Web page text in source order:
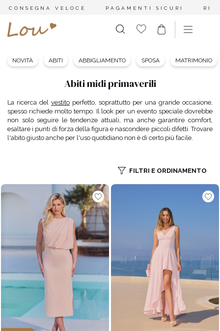
CONSEGNA VELOCE PAGAMENTI SICURI
NOVITÀ ABITI ABBIGLIAMENTO SPOSA MATRIMONIO
Abiti midi primaverili
La ricerca del vestito perfetto, soprattutto per una grande occasione,
spesso richiede molto tempo. Il look per un evento speciale dovrebbe
non solo seguire le tendenze attuali, ma anche garantire comfort,
esaltare i punti di forza della figura e nascondere piccoli difetti. Trovare
l'abito giusto anche per l'uso quotidiano non è di certo più facile.
FILTRI E ORDINAMENTO